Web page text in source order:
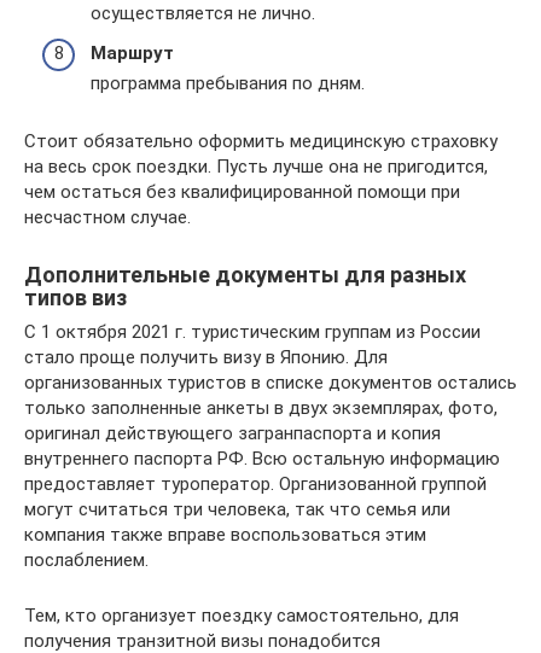
осуществляется не лично.
Маршрут
программа пребывания по дням.
Стоит обязательно оформить медицинскую страховку
на весь срок поездки. Пусть лучше она не пригодится,
чем остаться без квалифицированной помощи при
несчастном случае.
Дополнительные документы для разных
типов виз
С 1 октября 2021 г. туристическим группам из России
стало проще получить визу в Японию. Для
организованных туристов в списке документов остались
только заполненные анкеты в двух экземплярах, фото,
оригинал действующего загранпаспорта и копия
внутреннего паспорта РФ. Всю остальную информацию
предоставляет туроператор. Организованной группой
могут считаться три человека, так что семья или
компания также вправе воспользоваться этим
послаблением.
Тем, кто организует поездку самостоятельно, для
получения транзитной визы понадобится